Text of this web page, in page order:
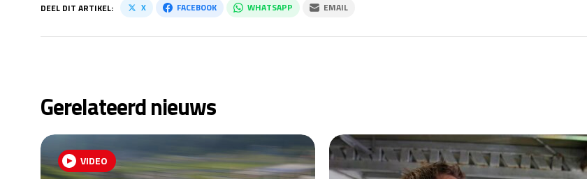
DEEL DIT ARTIKEL: X FACEBOOK WHATSAPP EMAIL
Gerelateerd nieuws
VIDEO